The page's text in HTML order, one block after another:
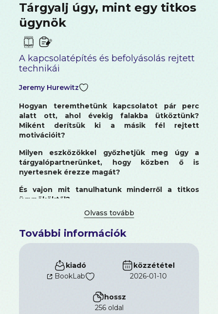
Tárgyalj úgy, mint egy titkos
ügynök
A kapcsolatépítés és befolyásolás rejtett
technikái
Jeremy Hurewitz
Hogyan teremthetünk kapcsolatot pár perc
alatt ott, ahol évekig falakba ütköztünk?
Miként derítsük ki a másik fél rejtett
motivációit?
Milyen eszközökkel győzhetjük meg úgy a
tárgyalópartnerünket, hogy közben ő is
nyertesnek érezze magát?
És vajon mit tanulhatunk minderről a titkos
ügynököktől?
célpontokkal kell jó kapcsolatot kialakítaniuk –
akárcsak az értékesítőknek. Sikerük kulcsa a
megértése és az információszerzés, legyen szó
túszok kiszabadításáról vagy egy üzlet
vállalati biztonsági és külpolitikai
tanácsadó,kapcsolatépítési szakértő könyvében a
További információk
kiadó
BookLab
közzététel
2026-01-10
hossz
256 oldal